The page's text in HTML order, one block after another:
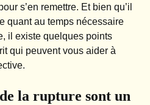
s’en remettre. Et bien qu’il
quant au temps nécessaire
il existe quelques points
qui peuvent vous aider à
la rupture sont un